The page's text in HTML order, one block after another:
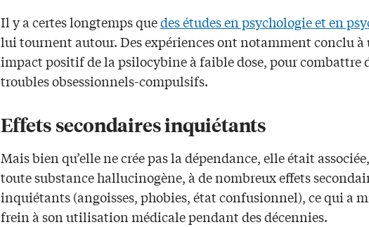
Il y a certes longtemps quedes études en psychologie et en
lui tournent autour. Des expériences ont notamment conclu à
impact positif de la psilocybine à faible dose, pour combattre
troubles obsessionnels-compulsifs.
Effets secondaires inquiétants
Mais bien qu’elle ne crée pas la dépendance, elle était
toute substance hallucinogène, à de nombreux effets
inquiétants (angoisses, phobies, état confusionnel), ce qui a
frein à son utilisation médicale pendant des décennies.